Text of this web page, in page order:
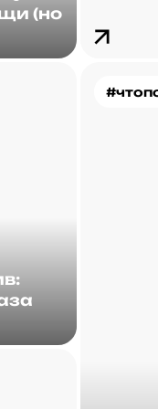
(но